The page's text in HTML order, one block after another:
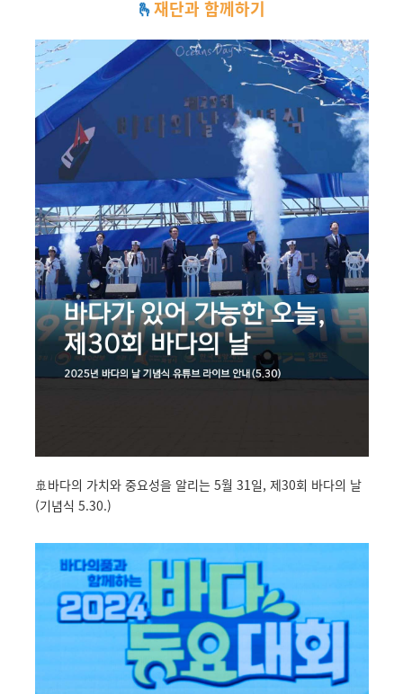
🫰재단과 함께하기
🚢바다의 가치와 중요성을 알리는 5월 31일, 제30회 바다의 날
(기념식 5.30.)